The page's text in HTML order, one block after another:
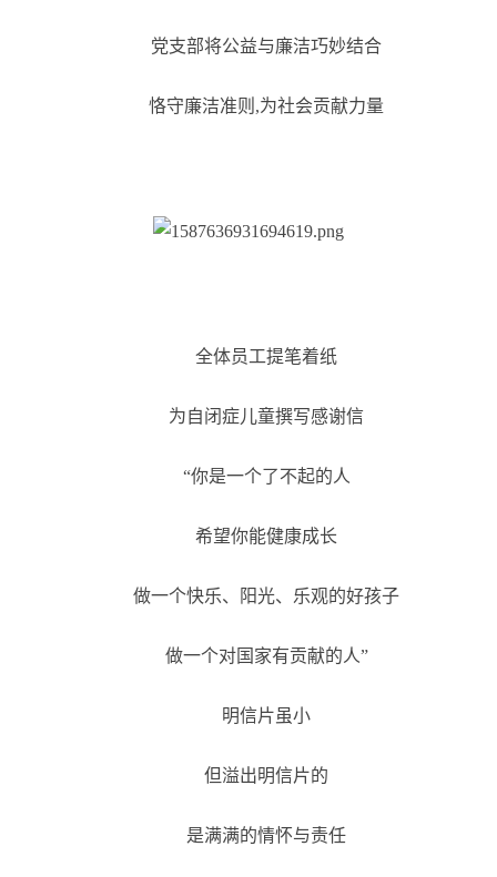
党支部将公益与廉洁巧妙结合
恪守廉洁准则,为社会贡献力量
全体员工提笔着纸
为自闭症儿童撰写感谢信
“你是一个了不起的人
希望你能健康成长
做一个快乐、阳光、乐观的好孩子
做一个对国家有贡献的人”
明信片虽小
但溢出明信片的
是满满的情怀与责任